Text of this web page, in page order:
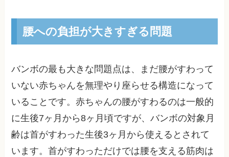
腰への負担が大きすぎる問題
バンボの最も大きな問題点は、まだ腰がすわって
いない赤ちゃんを無理やり座らせる構造になって
いることです。赤ちゃんの腰がすわるのは一般的
に生後7ヶ月から8ヶ月頃ですが、バンボの対象月
齢は首がすわった生後3ヶ月から使えるとされて
います。首がすわっただけでは腰を支える筋肉は